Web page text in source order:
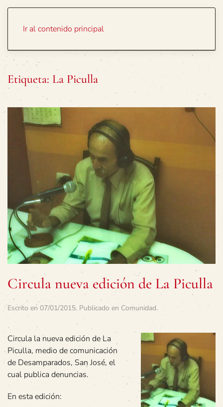
Ir al contenido principal
Etiqueta: La Piculla
Circula nueva edición de La Piculla
Escrito en 07/01/2015. Publicado en Comunidad.
Circula la nueva edición de La
Piculla, medio de comunicación
de Desamparados, San José, el
cual publica denuncias.
En esta edición: